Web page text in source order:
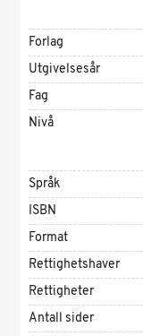
Forlag
Utgivelsesår
Fag
Nivå
Språk
ISBN
Format
Rettighetshaver
Rettigheter
Antall sider